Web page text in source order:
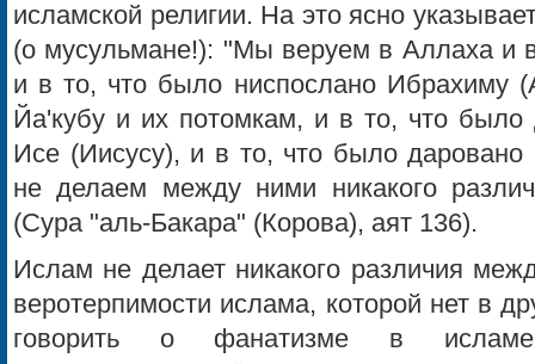
исламской религии. На это ясно
(о мусульмане!): "Мы веруем в Аллаха и
и в то, что было ниспослано Ибрахиму
Йа'кубу и их потомкам, и в то, что
Исе (Иисусу), и в то, что было
не делаем между ними никакого
(Сура "аль-Бакара" (Корова), аят 136).
Ислам не делает никакого различия
веротерпимости ислама, которой нет в
говорить о фанатизме в